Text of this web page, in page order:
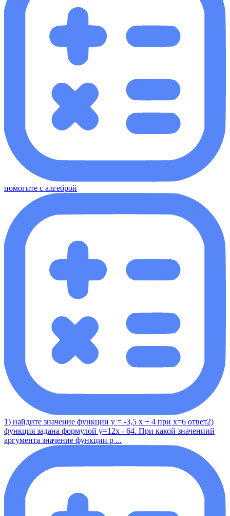
помогите с алгеброй
1) найдите значение функции у = -3,5 x + 4 при x=6 ответ2)
функция задана формулой y=12x - 64. При какой значениий
аргумента значение функции р ...